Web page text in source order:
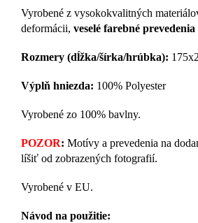
Vyrobené z vysokokvalitných
deformácii, veselé farebné
Rozmery (dĺžka/šírka/hrúbka):
Výplň hniezda: 100% Polyester
Vyrobené zo 100% bavlny.
POZOR: Motívy a prevedenia na
líšiť od zobrazených fotografií.
Vyrobené v EU.
Návod na použitie: